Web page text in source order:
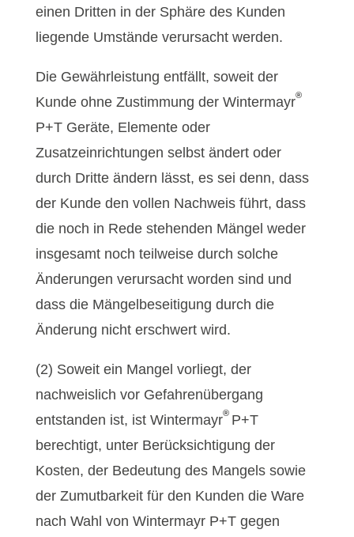
einen Dritten in der Sphäre des Kunden
liegende Umstände verursacht werden.
Die Gewährleistung entfällt, soweit der
Kunde ohne Zustimmung der Wintermayr®
P+T Geräte, Elemente oder
Zusatzeinrichtungen selbst ändert oder
durch Dritte ändern lässt, es sei denn, dass
der Kunde den vollen Nachweis führt, dass
die noch in Rede stehenden Mängel weder
insgesamt noch teilweise durch solche
Änderungen verursacht worden sind und
dass die Mängelbeseitigung durch die
Änderung nicht erschwert wird.
(2) Soweit ein Mangel vorliegt, der
nachweislich vor Gefahrenübergang
entstanden ist, ist Wintermayr® P+T
berechtigt, unter Berücksichtigung der
Kosten, der Bedeutung des Mangels sowie
der Zumutbarkeit für den Kunden die Ware
nach Wahl von Wintermayr P+T gegen